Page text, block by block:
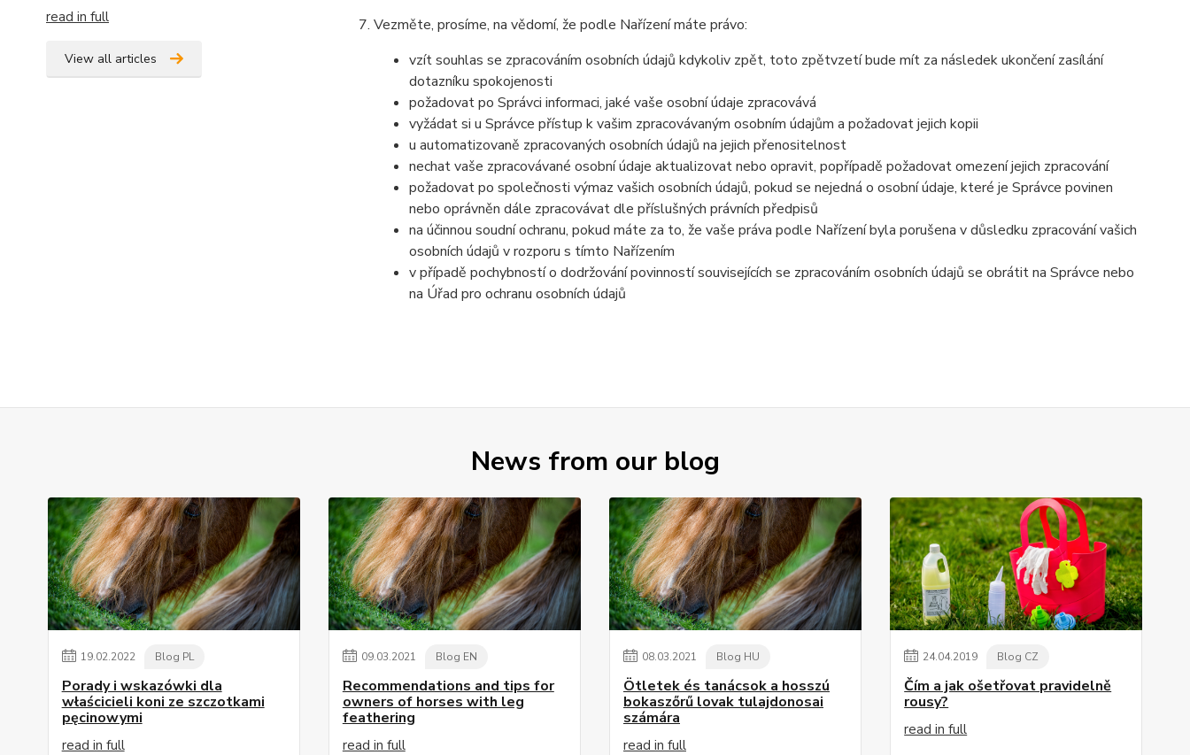
read in full
View all articles
Vezměte, prosíme, na vědomí, že podle Nařízení máte právo:
vzít souhlas se zpracováním osobních údajů kdykoliv zpět, toto zpětvzetí bude mít za následek ukončení zasílání
dotazníku spokojenosti
požadovat po Správci informaci, jaké vaše osobní údaje zpracovává
vyžádat si u Správce přístup k vašim zpracovávaným osobním údajům a požadovat jejich kopii
u automatizovaně zpracovaných osobních údajů na jejich přenositelnost
nechat vaše zpracovávané osobní údaje aktualizovat nebo opravit, popřípadě požadovat omezení jejich zpracování
požadovat po společnosti výmaz vašich osobních údajů, pokud se nejedná o osobní údaje, které je Správce povinen
nebo oprávněn dále zpracovávat dle příslušných právních předpisů
na účinnou soudní ochranu, pokud máte za to, že vaše práva podle Nařízení byla porušena v důsledku zpracování vašich
osobních údajů v rozporu s tímto Nařízením
v případě pochybností o dodržování povinností souvisejících se zpracováním osobních údajů se obrátit na Správce nebo
na Úřad pro ochranu osobních údajů
News from our blog
19.02.2022 Blog PL
Porady i wskazówki dla
właścicieli koni ze szczotkami
pęcinowymi
read in full
09.03.2021 Blog EN
Recommendations and tips for
owners of horses with leg
feathering
read in full
08.03.2021 Blog HU
Ötletek és tanácsok a hosszú
bokaszőrű lovak tulajdonosai
számára
read in full
24.04.2019 Blog CZ
Čím a jak ošetřovat pravidelně
rousy?
read in full